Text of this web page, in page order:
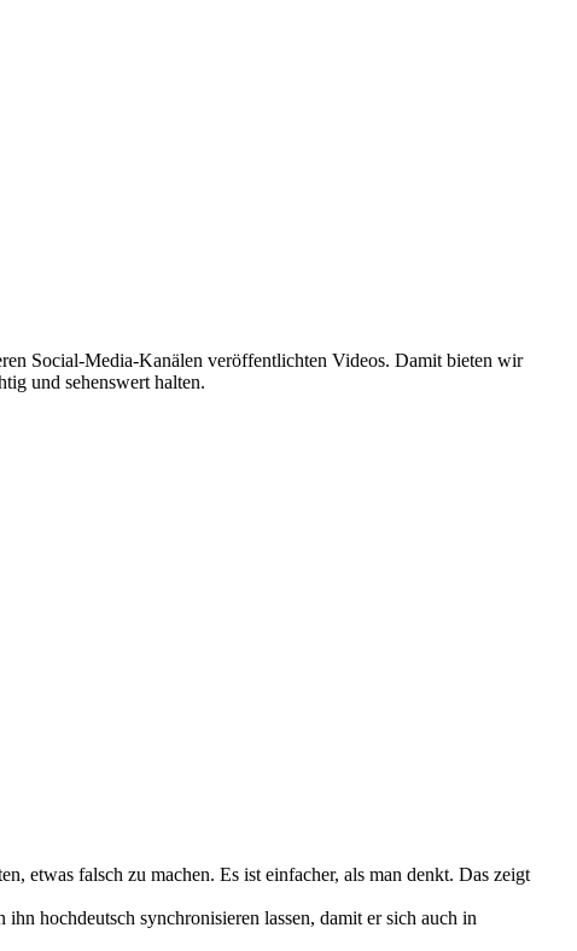
Social-Media-Kanälen veröffentlichten Videos. Damit bieten wir
und sehenswert halten.
etwas falsch zu machen. Es ist einfacher, als man denkt. Das zeigt
hochdeutsch synchronisieren lassen, damit er sich auch in